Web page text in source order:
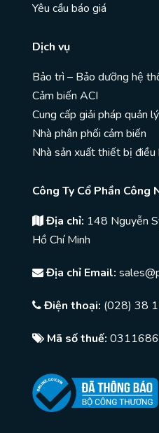
Yêu cầu báo giá
Dịch vụ
Bảo trì – Bảo dưỡng hệ
Cảm biến ACI
Cung cấp giải pháp quản
Nhà phân phối cảm biến
Nhà sản xuất thiết bị điều
Công Ty Cổ Phần Công
Địa chỉ: 148 Nguyễn
Hồ Chí Minh
Địa chỉ Email:
Điện thoại: (028) 38
Mã số thuế: